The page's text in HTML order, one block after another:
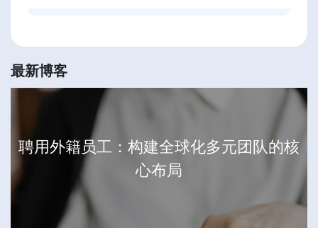
最新博客
聘用外籍员工：构建全球化多元团队的核
心布局